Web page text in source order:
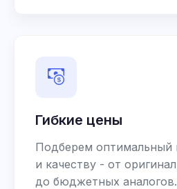
Гибкие цены
Подберем оптимальный
и качеству - от
до бюджетных аналогов.